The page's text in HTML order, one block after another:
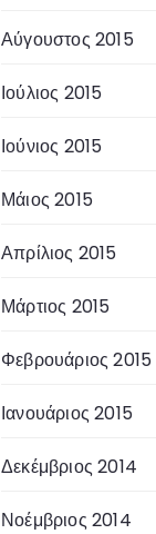
Αύγουστος 2015
Ιούλιος 2015
Ιούνιος 2015
Μάιος 2015
Απρίλιος 2015
Μάρτιος 2015
Φεβρουάριος 2015
Ιανουάριος 2015
Δεκέμβριος 2014
Νοέμβριος 2014